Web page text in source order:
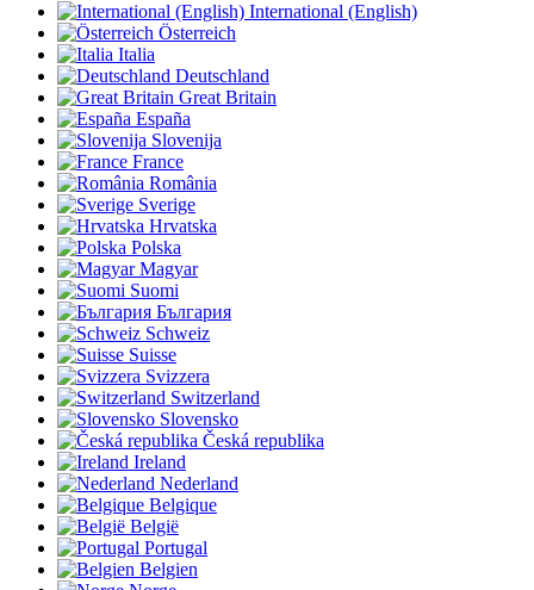
International (English)
Österreich
Italia
Deutschland
Great Britain
España
Slovenija
France
România
Sverige
Hrvatska
Polska
Magyar
Suomi
България
Schweiz
Suisse
Svizzera
Switzerland
Slovensko
Česká republika
Ireland
Nederland
Belgique
België
Portugal
Belgien